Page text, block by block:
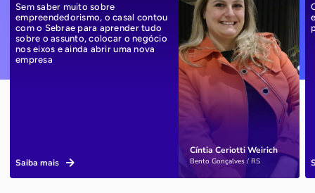
Cíntia Ceriotti Weirich
Bento Gonçalves / RS
Sem saber muito sobre
empreendedorismo, o casal contou
com o Sebrae para aprender tudo
sobre o assunto, colocar o negócio
nos eixos e ainda abrir uma nova
empresa
Saiba mais